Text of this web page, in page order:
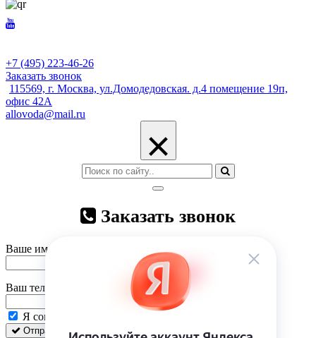
+7 (495) 223-46-26
Заказать звонок
115569, г. Москва, ул.Домодедовская. д.4 помещение 19п,
офис 42А
allovoda@mail.ru
×
Заказать звонок
Ваше имя
Ваш телефон
Я согласен на
Отправить